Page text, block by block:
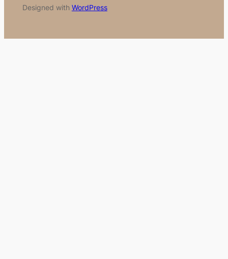
Designed with WordPress